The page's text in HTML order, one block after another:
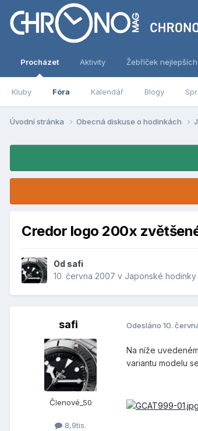
Procházet
Kluby Fóra Kalendář Blogy
Aktivity Žebříček
Úvodní stránka Obecná diskuse o hodinkách
Credor logo 200x
Od safi
10. června 2007 v Japonské hodinky
safi
Členové_50
8,9tis.
Odesláno 10.
Na níže
variantu modelu